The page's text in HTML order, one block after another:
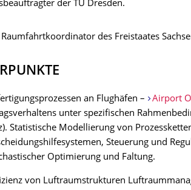
der TU Dresden.
des Freistaates
an Flughäfen – Airport
unter spezifischen
Statistische Modellierung von
Steuerung und
Optimierung und Faltung.
von Luftraumstrukturen